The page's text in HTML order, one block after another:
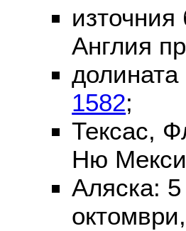
Англия
1582;
Тексас,
Ню
Аляска: